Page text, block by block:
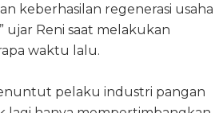
keberhasilan regenerasi usaha
ujar Reni saat melakukan
waktu lalu.
pelaku industri pangan